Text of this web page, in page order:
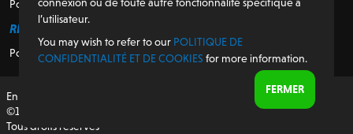
Pour les revendeurs
RÉGULATEUR
Politique de confidentialité et de cookies
En collaboration avec Conservation By Design (CXD)
©1987-2026 AG/CAD Limited
Tous droits réservés
l’utilisateur.
You may wish to refer to our POLITIQUE DE
CONFIDENTIALITÉ ET DE COOKIES for more information.
FERMER